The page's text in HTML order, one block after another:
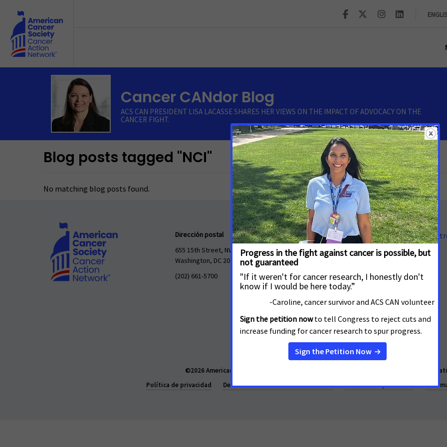
Cancer CANdor Blog
ACS CAN PRESIDENT LISA LACASSE SHARES HER VIEWS ON THE IMPACT OF ADVOCACY ON THE
CANCER FIGHT.
Blog posts tagged "NCI"
No matching blog posts found.
Dirección postal
655 15th Street, NW, Suite 503
Washington, DC 20005
(202) 661-5700
Ponte en contacto con
Nuestro trabajo
Información sobre el cáncer
Preguntas frecuentes
©2026 American Cancer Society Cancer Action Network works daily to make cancer a
Política de privacidad
Declaración de Privacidad de la Salud Derechos de privacidad